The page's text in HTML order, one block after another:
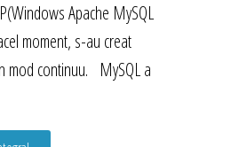
Apache MySQL
moment, s-au creat
mod continuu. MySQL a